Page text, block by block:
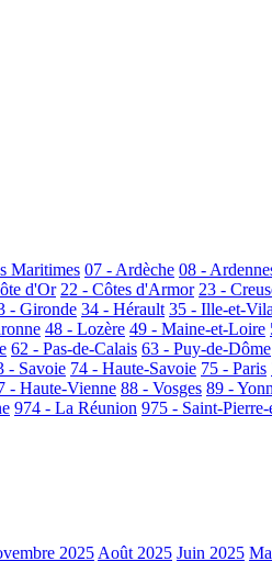
Maritimes 07 - Ardèche 08 -
d'Or 22 - Côtes d'Armor 23 -
- Gironde 34 - Hérault 35 - Ille-et-
48 - Lozère 49 - Maine-et-Loire
62 - Pas-de-Calais 63 - Puy-de-Dôme
- Savoie 74 - Haute-Savoie 75 - Paris
- Haute-Vienne 88 - Vosges 89 -
974 - La Réunion 975 - Saint-
2025 Août 2025 Juin 2025